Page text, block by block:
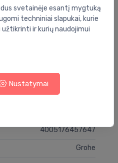
vonios kambarys
chromas
4005176457647
Grohe
svetainėje esantį mygtuką
techniniai slapukai, kurie
ir kurių naudojimui
Nustatymai